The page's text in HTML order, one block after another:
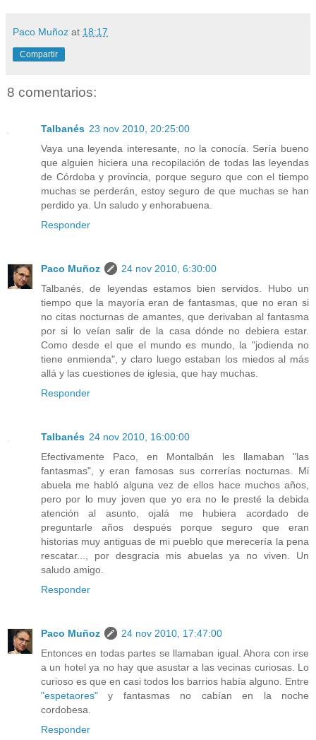
Paco Muñoz at 18:17
Compartir
8 comentarios:
Talbanés 23 nov 2010, 20:25:00
Vaya una leyenda interesante, no la conocía. Sería bueno
que alguien hiciera una recopilación de todas las leyendas
de Córdoba y provincia, porque seguro que con el tiempo
muchas se perderán, estoy seguro de que muchas se han
perdido ya. Un saludo y enhorabuena.
Responder
Paco Muñoz
24 nov 2010, 6:30:00
Talbanés, de leyendas estamos bien servidos. Hubo un
tiempo que la mayoría eran de fantasmas, que no eran si
no citas nocturnas de amantes, que derivaban al fantasma
por si lo veían salir de la casa dónde no debiera estar.
Como desde el que el mundo es mundo, la "jodienda no
tiene enmienda", y claro luego estaban los miedos al más
allá y las cuestiones de iglesia, que hay muchas.
Responder
Talbanés 24 nov 2010, 16:00:00
Efectivamente Paco, en Montalbán les llamaban "las
fantasmas", y eran famosas sus correrías nocturnas. Mi
abuela me habló alguna vez de ellos hace muchos años,
pero por lo muy joven que yo era no le presté la debida
atención al asunto, ojalá me hubiera acordado de
preguntarle años después porque seguro que eran
historias muy antiguas de mi pueblo que merecería la pena
rescatar..., por desgracia mis abuelas ya no viven. Un
saludo amigo.
Responder
Paco Muñoz
24 nov 2010, 17:47:00
Entonces en todas partes se llamaban igual. Ahora con irse
a un hotel ya no hay que asustar a las vecinas curiosas. Lo
curioso es que en casi todos los barrios había alguno. Entre
"espetaores" y fantasmas no cabían en la noche
cordobesa.
Responder